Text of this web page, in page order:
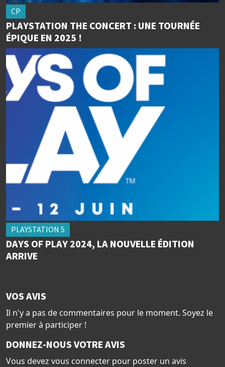
CP
PLAYSTATION THE CONCERT : UNE TOURNÉE
ÉPIQUE EN 2025 !
PLAYSTATION 5
DAYS OF PLAY 2024, LA NOUVELLE ÉDITION
ARRIVE
VOS AVIS
Il n'y a pas de commentaires pour le moment. Soyez le
premier à participer !
DONNEZ-NOUS VOTRE AVIS
Vous devez vous connecter pour poster un avis